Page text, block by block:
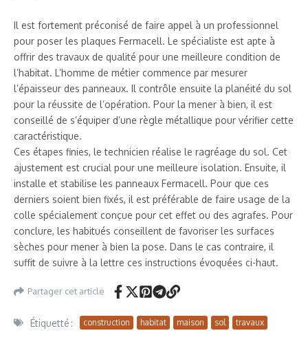
Il est fortement préconisé de faire appel à un professionnel
pour poser les plaques Fermacell. Le spécialiste est apte à
offrir des travaux de qualité pour une meilleure condition de
l’habitat. L’homme de métier commence par mesurer
l’épaisseur des panneaux. Il contrôle ensuite la planéité du sol
pour la réussite de l’opération. Pour la mener à bien, il est
conseillé de s’équiper d’une règle métallique pour vérifier cette
caractéristique.
Ces étapes finies, le technicien réalise le ragréage du sol. Cet
ajustement est crucial pour une meilleure isolation. Ensuite, il
installe et stabilise les panneaux Fermacell. Pour que ces
derniers soient bien fixés, il est préférable de faire usage de la
colle spécialement conçue pour cet effet ou des agrafes. Pour
conclure, les habitués conseillent de favoriser les surfaces
sèches pour mener à bien la pose. Dans le cas contraire, il
suffit de suivre à la lettre ces instructions évoquées ci-haut.
Partager cet article
Étiquetté : construction habitat maison sol travaux